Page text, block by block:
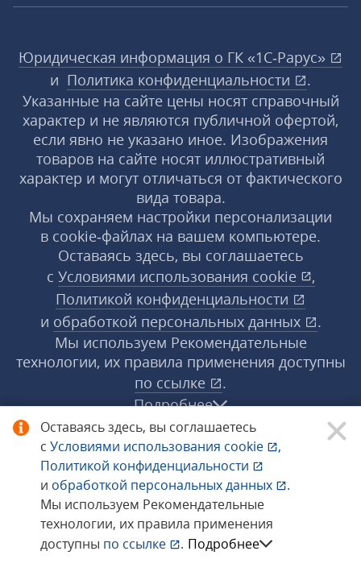
Оставаясь здесь, вы соглашаетесь
с Условиями использования cookie
,
Политикой конфиденциальности
и обработкой персональных данных
.
Мы используем Рекомендательные
технологии, их правила применения
доступны по ссылке . Подробнее
Юридическая информация о ГК «1С‑Рарус»
и Политика конфиденциальности
.
Указанные на сайте цены носят справочный
характер и не являются публичной офертой,
если явно не указано иное. Изображения
товаров на сайте носят иллюстративный
характер и могут отличаться от фактического
вида товара.
Мы сохраняем настройки персонализации
в cookie‑файлах на вашем компьютере.
Оставаясь здесь, вы соглашаетесь
с Условиями использования cookie
,
Политикой конфиденциальности
и обработкой персональных данных
.
Мы используем Рекомендательные
технологии, их правила применения доступны
по ссылке
.
Подробнее
© 1998−2026 «1С‑Рарус» ®. Все права
защищены.
Сообщить об ошибке